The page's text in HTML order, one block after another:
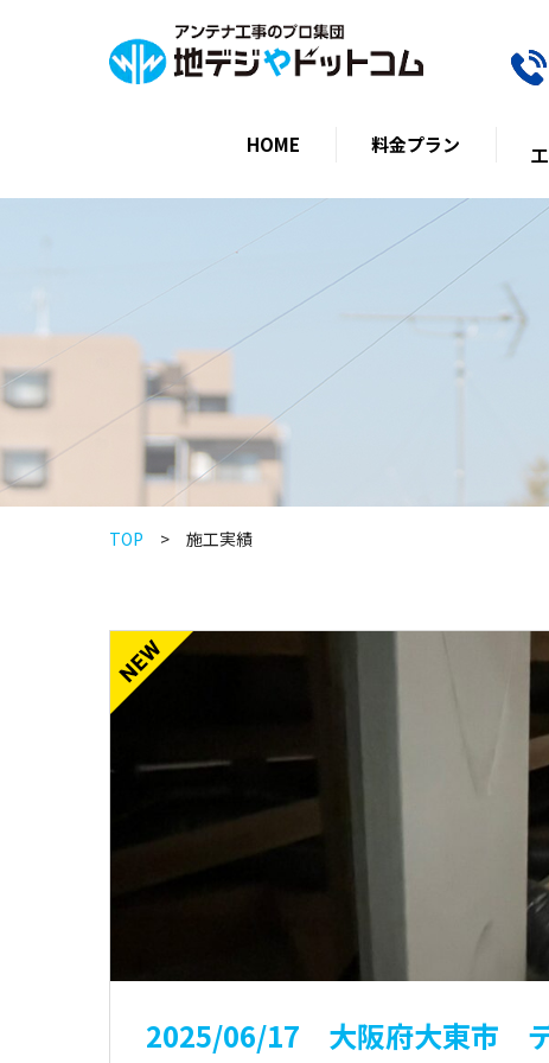
HOME 料金プラン
TOP 施工実績
2025/06/17 大阪府大東市 デ